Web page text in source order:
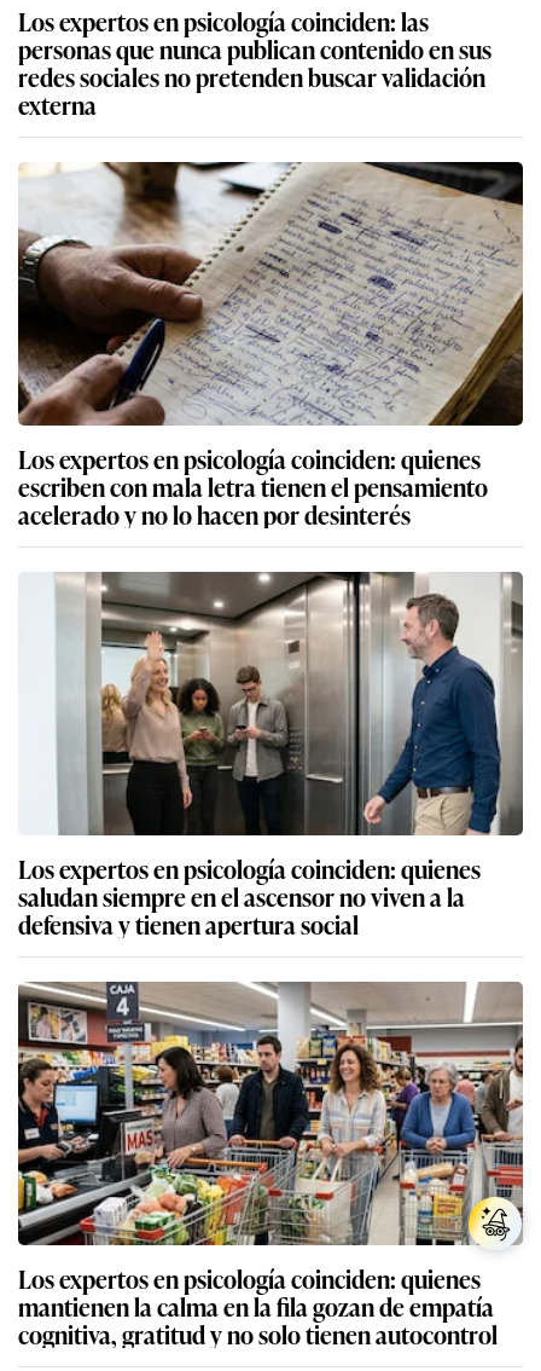
Los expertos en psicología coinciden: las
personas que nunca publican contenido en sus
redes sociales no pretenden buscar validación
externa
Los expertos en psicología coinciden: quienes
escriben con mala letra tienen el pensamiento
acelerado y no lo hacen por desinterés
Los expertos en psicología coinciden: quienes
saludan siempre en el ascensor no viven a la
defensiva y tienen apertura social
Los expertos en psicología coinciden: quienes
mantienen la calma en la fila gozan de empatía
cognitiva, gratitud y no solo tienen autocontrol